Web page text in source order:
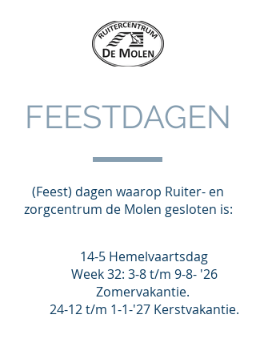
FEESTDAGEN
(Feest) dagen waarop Ruiter- en
zorgcentrum de Molen gesloten is:
14-5 Hemelvaartsdag
Week 32: 3-8 t/m 9-8- '26
Zomervakantie.
24-12 t/m 1-1-'27 Kerstvakantie.